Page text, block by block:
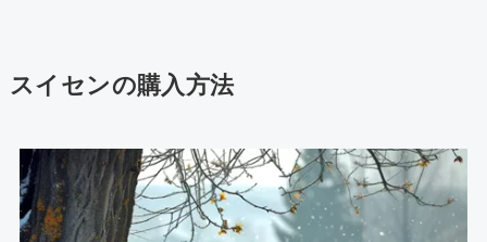
スイセンの購入方法